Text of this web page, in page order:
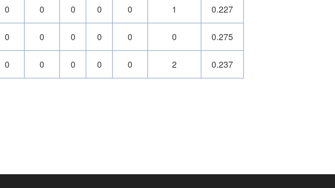
0 0 0 0 0 1 0.227
0 0 0 0 0 0 0.275
0 0 0 0 0 2 0.237